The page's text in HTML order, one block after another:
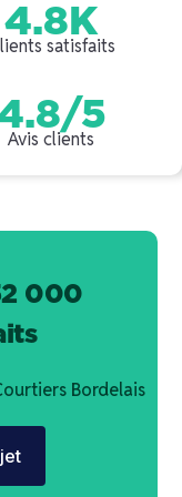
4.8K
satisfaits
5
Avis clients
000
Bordelais